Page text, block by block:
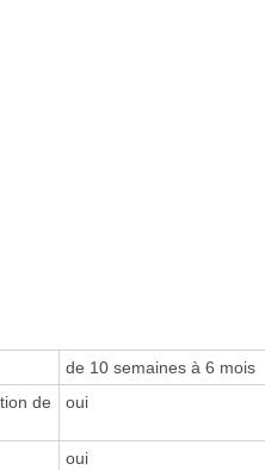
de 10 semaines à 6 mois
de
oui
oui